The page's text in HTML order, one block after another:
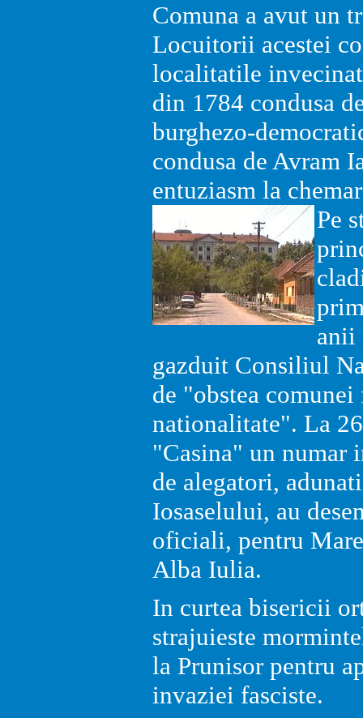
Comuna a avut un
Locuitorii acestei
localitatile
din 1784 condusa
burghezo-
condusa de Avram
entuziasm la
Pe
anii
gazduit Consiliul
de "obstea comunei
nationalitate". La
"Casina" un numar
de alegatori,
Iosaselului, au
oficiali, pentru
Alba Iulia.
In curtea bisericii
strajuieste
la Prunisor pentru
invaziei fasciste.